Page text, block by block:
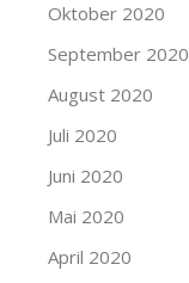
Oktober 2020
September 2020
August 2020
Juli 2020
Juni 2020
Mai 2020
April 2020